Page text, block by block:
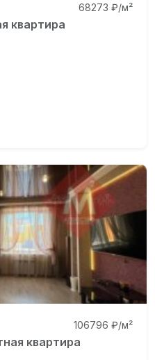
68273 ₽/м²
квартира
106796 ₽/м²
квартира